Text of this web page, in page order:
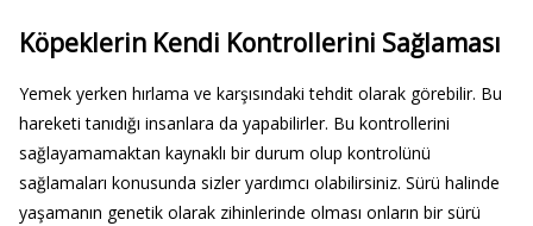
Köpeklerin Kendi Kontrollerini Sağlaması
Yemek yerken hırlama ve karşısındaki tehdit olarak görebilir. Bu
hareketi tanıdığı insanlara da yapabilirler. Bu kontrollerini
sağlayamamaktan kaynaklı bir durum olup kontrolünü
sağlamaları konusunda sizler yardımcı olabilirsiniz. Sürü halinde
yaşamanın genetik olarak zihinlerinde olması onların bir sürü